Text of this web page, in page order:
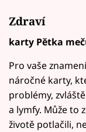
Zdraví
karty Pětka
Pro vaše
náročné karty,
problémy,
a lymfy. Může to
životě potlačili,